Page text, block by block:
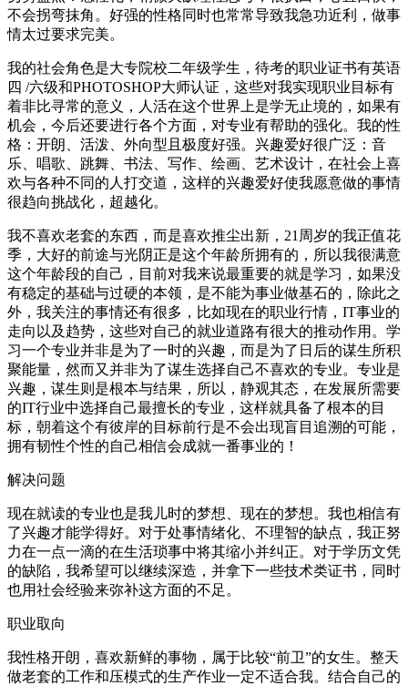
不会拐弯抹角。好强的性格同时也常常导致我急功近利，做事
情太过要求完美。
我的社会角色是大专院校二年级学生，待考的职业证书有英语
四 /六级和PHOTOSHOP大师认证，这些对我实现职业目标有
着非比寻常的意义，人活在这个世界上是学无止境的，如果有
机会，今后还要进行各个方面，对专业有帮助的强化。我的性
格：开朗、活泼、外向型且极度好强。兴趣爱好很广泛：音
乐、唱歌、跳舞、书法、写作、绘画、艺术设计，在社会上喜
欢与各种不同的人打交道，这样的兴趣爱好使我愿意做的事情
很趋向挑战化，超越化。
我不喜欢老套的东西，而是喜欢推尘出新，21周岁的我正值花
季，大好的前途与光阴正是这个年龄所拥有的，所以我很满意
这个年龄段的自己，目前对我来说最重要的就是学习，如果没
有稳定的基础与过硬的本领，是不能为事业做基石的，除此之
外，我关注的事情还有很多，比如现在的职业行情，IT事业的
走向以及趋势，这些对自己的就业道路有很大的推动作用。学
习一个专业并非是为了一时的兴趣，而是为了日后的谋生所积
聚能量，然而又并非为了谋生选择自己不喜欢的专业。专业是
兴趣，谋生则是根本与结果，所以，静观其态，在发展所需要
的IT行业中选择自己最擅长的专业，这样就具备了根本的目
标，朝着这个有彼岸的目标前行是不会出现盲目追溯的可能，
拥有韧性个性的自己相信会成就一番事业的！
解决问题
现在就读的专业也是我儿时的梦想、现在的梦想。我也相信有
了兴趣才能学得好。对于处事情绪化、不理智的缺点，我正努
力在一点一滴的在生活琐事中将其缩小并纠正。对于学历文凭
的缺陷，我希望可以继续深造，并拿下一些技术类证书，同时
也用社会经验来弥补这方面的不足。
职业取向
我性格开朗，喜欢新鲜的事物，属于比较“前卫”的女生。整天
做老套的工作和压模式的生产作业一定不适合我。结合自己的